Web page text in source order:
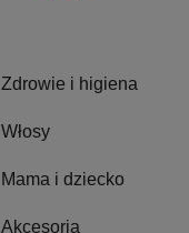
Zdrowie i higiena
Włosy
Mama i dziecko
Akcesoria